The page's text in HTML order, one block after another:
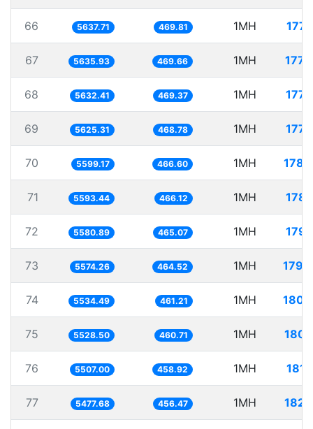
66 5637.71 469.81 1MH
67 5635.93 469.66 1MH
68 5632.41 469.37 1MH
69 5625.31 468.78 1MH
70 5599.17 466.60 1MH
71 5593.44 466.12 1MH
72 5580.89 465.07 1MH
73 5574.26 464.52 1MH
74 5534.49 461.21 1MH
75 5528.50 460.71 1MH
76 5507.00 458.92 1MH
77 5477.68 456.47 1MH